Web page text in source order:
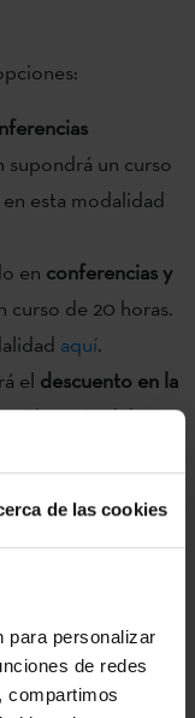
de las cookies
para personalizar
de redes
compartimos
supondrá un curso
esta modalidad
en conferencias y
curso de 20 horas.
aquí.
el descuento en la
. El precio del
25 años que
Goizueta,
Institutua.